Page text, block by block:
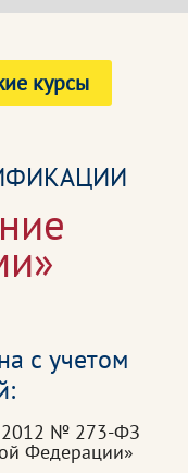
курсы
с учетом
№ 273-ФЗ
Федерации»